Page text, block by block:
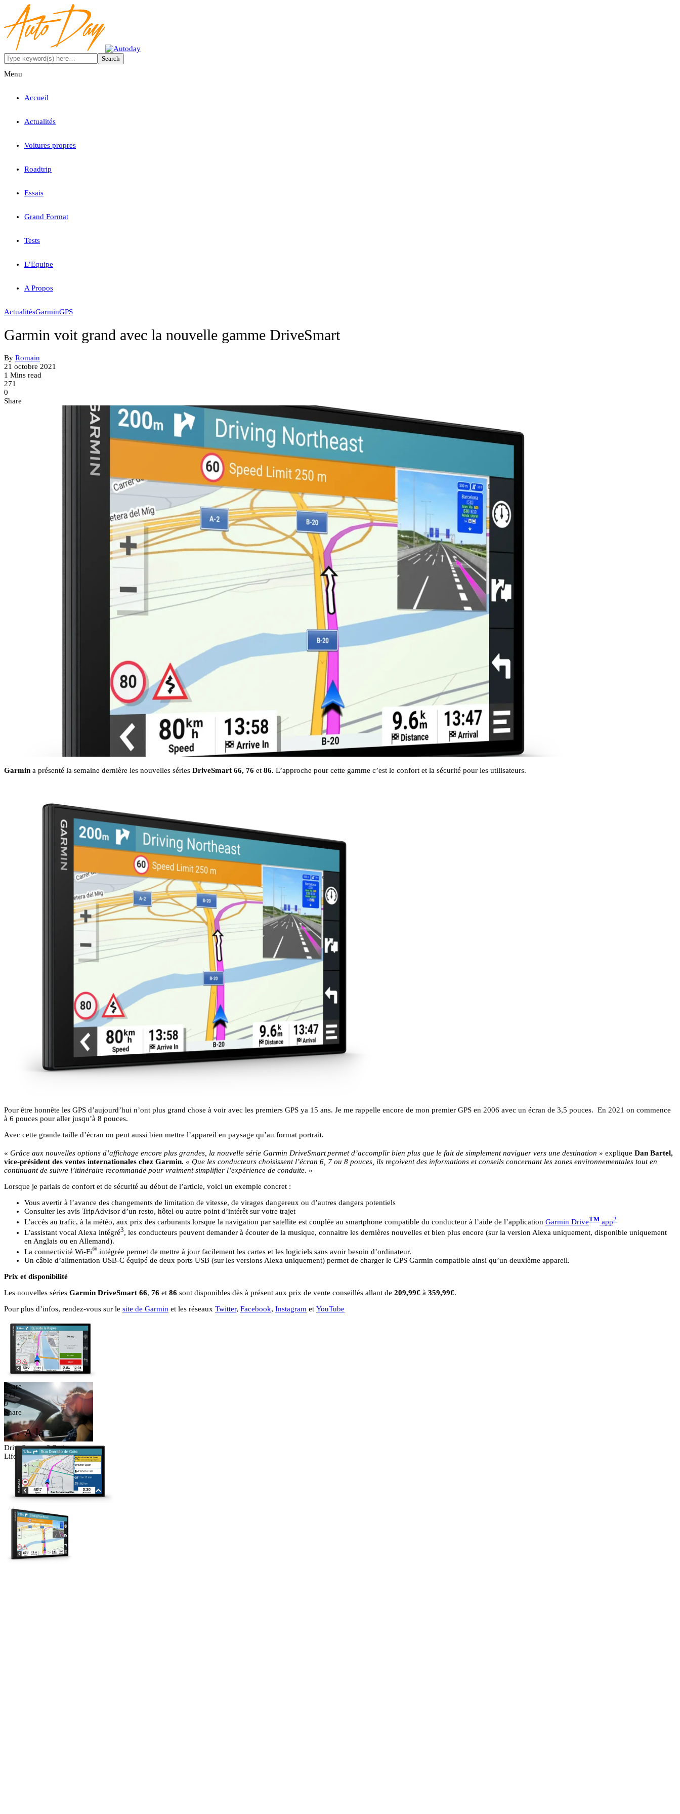
Menu
Accueil
Actualités
Voitures propres
Roadtrip
Essais
Grand Format
Tests
L’Equipe
A Propos
ActualitésGarminGPS
Garmin voit grand avec la nouvelle gamme DriveSmart
By Romain
21 octobre 2021
1 Mins read
271
0
Share
Garmin a présenté la semaine dernière les nouvelles séries DriveSmart 66, 76 et 86. L’approche pour cette gamme c’est le confort et la sécurité pour les utilisateurs.
Pour être honnête les GPS d’aujourd’hui n’ont plus grand chose à voir avec les premiers GPS ya 15 ans. Je me rappelle encore de mon premier GPS en 2006 avec un écran de 3,5 pouces. En 2021 on commence
à 6 pouces pour aller jusqu’à 8 pouces.
Avec cette grande taille d’écran on peut aussi bien mettre l’appareil en paysage qu’au format portrait.
« Grâce aux nouvelles options d’affichage encore plus grandes, la nouvelle série Garmin DriveSmartpermet d’accomplir bien plus que le fait de simplement naviguer vers une destination » explique Dan Bartel,
vice-président des ventes internationales chez Garmin. « Que les conducteurs choisissent l’écran 6, 7 ou 8 pouces, ils reçoivent des informations et conseils concernant les zones environnementales tout en
continuant de suivre l’itinéraire recommandé pour vraiment simplifier l’expérience de conduite. »
Lorsque je parlais de confort et de sécurité au début de l’article, voici un exemple concret :
Vous avertir à l’avance des changements de limitation de vitesse, de virages dangereux ou d’autres dangers potentiels
Consulter les avis TripAdvisor d’un resto, hôtel ou autre point d’intérêt sur votre trajet
L’accès au trafic, à la météo, aux prix des carburants lorsque la navigation par satellite est couplée au smartphone compatible du conducteur à l’aide de l’application Garmin DriveTM app2
L’assistant vocal Alexa intégré3, les conducteurs peuvent demander à écouter de la musique, connaitre les dernières nouvelles et bien plus encore (sur la version Alexa uniquement, disponible uniquement
en Anglais ou en Allemand).
La connectivité Wi-Fi® intégrée permet de mettre à jour facilement les cartes et les logiciels sans avoir besoin d’ordinateur.
Un câble d’alimentation USB-C équipé de deux ports USB (sur les versions Alexa uniquement) permet de charger le GPS Garmin compatible ainsi qu’un deuxième appareil.
Prix et disponibilité
Les nouvelles séries Garmin DriveSmart 66, 76 et 86 sont disponibles dès à présent aux prix de vente conseillés allant de 209,99€ à 359,99€.
Pour plus d’infos, rendez-vous sur le site de Garmin et les réseaux Twitter, Facebook, Instagram et YouTube
DriveSmart x6 Series
Lifestyle Photography
Share
271
0
Share
A la